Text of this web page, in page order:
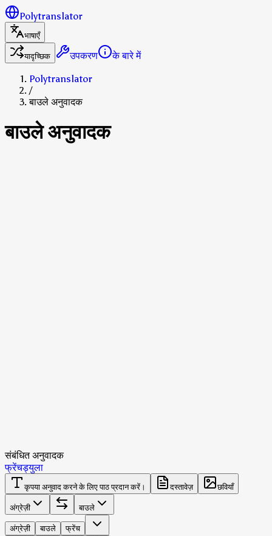
Polytranslator
भाषाएँ
यादृच्छिक
उपकरण
के बारे में
Polytranslator
/
बाउले अनुवादक
बाउले अनुवादक
संबंधित अनुवादक
फ्रेंचड्युला
कृपया अनुवाद करने के लिए पाठ प्रदान करें। दस्तावेज़
छवियाँ
अंग्रेज़ी
बाउले
अंग्रेज़ी
बाउले फ्रेंच